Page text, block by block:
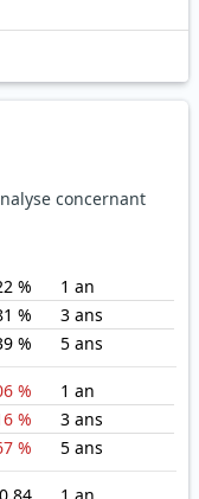
concernant
%
1 an
%
3 ans
%
5 ans
%
1 an
%
3 ans
%
5 ans